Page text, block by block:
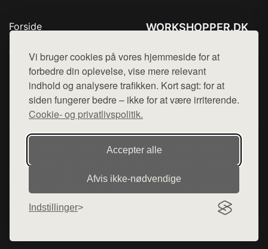
Vi bruger cookies på vores hjemmeside for at
forbedre din oplevelse, vise mere relevant
indhold og analysere trafikken. Kort sagt: for at
siden fungerer bedre – ikke for at være irriterende.
Cookie- og privatlivspolitik.
Accepter alle
Afvis ikke‑nødvendige
Indstillinger
Forside
Top Rabatter
Kontakt
WORKSHOPPER.DK
Mail: hej@want.dk
Cookie- og privatlivspolitik
Denne side er en del af want.dk, der udgiver en række
hjemmesider med præsentation af forskellige produkter fra
diverse webshops. Der sælges ikke varer fra denne side - vi
henviser til de shops, som sælger varen. Vi har heller ikke
varerne på lager.